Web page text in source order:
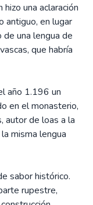
una aclaración
antiguo, en lugar
una lengua de
que habría
año 1.196 un
en el monasterio,
autor de loas a la
misma lengua
sabor histórico.
rupestre,